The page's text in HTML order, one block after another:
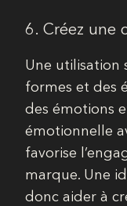
6. Créez une
Une utilisation
formes et des
des émotions
émotionnelle
favorise
marque. Une
donc aider à